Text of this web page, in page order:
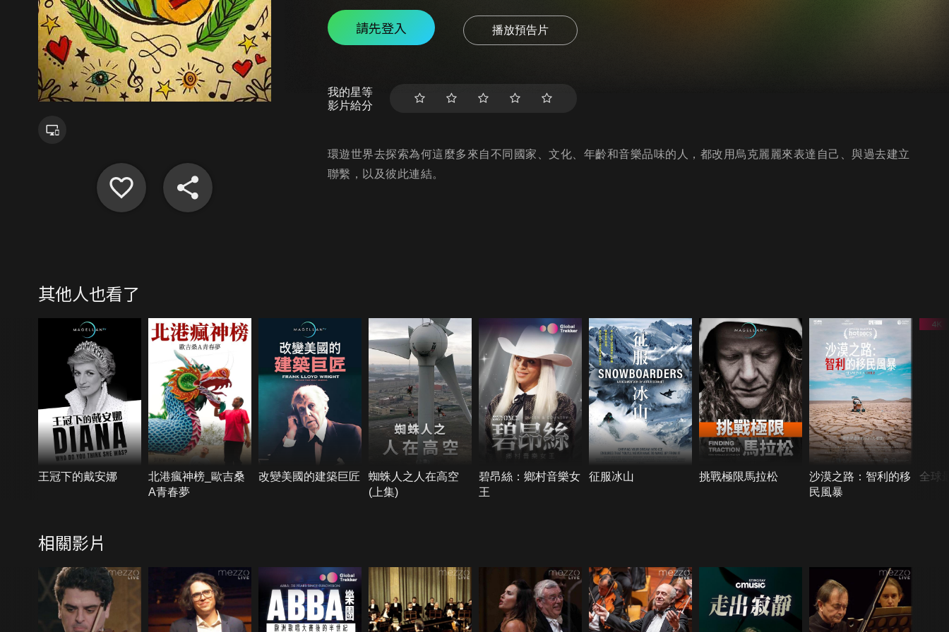
請先登入 播放預告片
我的星等
影片給分
環遊世界去探索為何這麼多來自不同國家、文化、年齡和音樂品味的人，都改用烏克麗麗來表達自己、與過去建立
聯繫，以及彼此連結。
其他人也看了
王冠下的戴安娜
北港瘋神榜_歐吉桑
A青春夢
改變美國的建築巨匠
蜘蛛人之人在高空
(上集)
碧昂絲：鄉村音樂女
王
征服冰山 挑戰極限馬拉松
沙漠之路：智利的移
民風暴
全球
相關影片